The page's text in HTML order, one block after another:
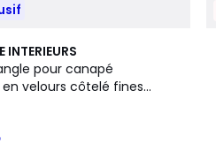
INTERIEURS
pour canapé
velours côtelé fines